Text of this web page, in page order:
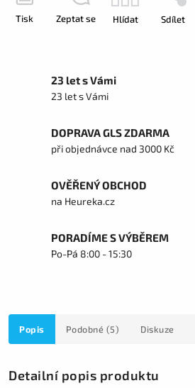
Tisk Zeptat se Hlídat Sdílet
23 let s Vámi
23 let s Vámi
DOPRAVA GLS ZDARMA
při objednávce nad 3000 Kč
OVĚŘENÝ OBCHOD
na Heureka.cz
PORADÍME S VÝBĚREM
Po-Pá 8:00 - 15:30
Popis Podobné (5) Diskuze
Detailní popis produktu